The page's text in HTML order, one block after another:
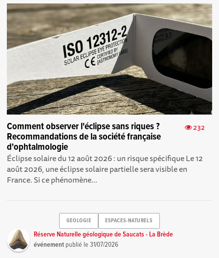
232
Comment observer l'éclipse sans riques ?
Recommandations de la société française
d'ophtalmologie
Éclipse solaire du 12 août 2026 : un risque spécifique Le 12
août 2026, une éclipse solaire partielle sera visible en
France. Si ce phénomène...
GEOLOGIE ESPACES-NATURELS
Réserve Naturelle géologique de Saucats - La Brède
événement publié le31/07/2026